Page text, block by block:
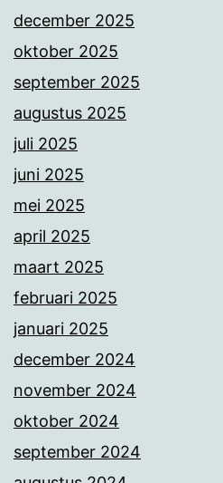
december 2025
oktober 2025
september 2025
augustus 2025
juli 2025
juni 2025
mei 2025
april 2025
maart 2025
februari 2025
januari 2025
december 2024
november 2024
oktober 2024
september 2024